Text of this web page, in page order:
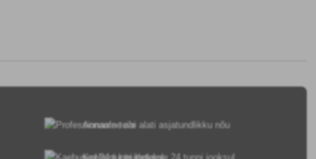
Anname teile alati asjatundlikku nõu